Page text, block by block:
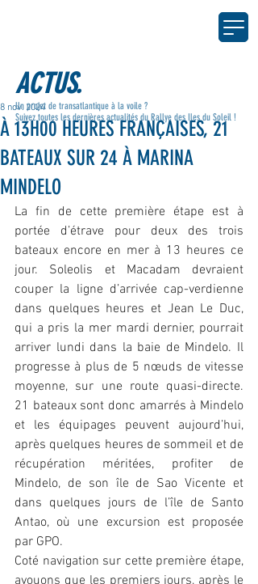
ACTUS.
À 13H00 HEURES FRANÇAISES, 21
BATEAUX SUR 24 À MARINA
MINDELO
8 nov. 2024
La fin de cette première étape est à
portée d’étrave pour deux des trois
bateaux encore en mer à 13 heures ce
jour. Soleolis et Macadam devraient
couper la ligne d’arrivée cap-verdienne
dans quelques heures et Jean Le Duc,
qui a pris la mer mardi dernier, pourrait
arriver lundi dans la baie de Mindelo. Il
progresse à plus de 5 nœuds de vitesse
moyenne, sur une route quasi-directe.
21 bateaux sont donc amarrés à Mindelo
et les équipages peuvent aujourd’hui,
après quelques heures de sommeil et de
récupération méritées, profiter de
Mindelo, de son île de Sao Vicente et
dans quelques jours de l’île de Santo
Antao, où une excursion est proposée
par GPO.
Coté navigation sur cette première étape,
avouons que les premiers jours, après le
Un projet de transatlantique à la voile ?
Suivez toutes les dernières actualités du Rallye des Iles du Soleil !